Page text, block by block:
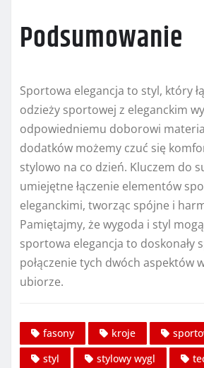
Podsumowanie
Sportowa elegancja to styl, który
odzieży sportowej z eleganckim
odpowiedniemu doborowi
dodatków możemy czuć się
stylowo na co dzień. Kluczem do
umiejętne łączenie elementów
eleganckimi, tworząc spójne i
Pamiętajmy, że wygoda i styl
sportowa elegancja to doskonały
połączenie tych dwóch aspektów
ubiorze.
fasony kroje
styl
stylowy wygl